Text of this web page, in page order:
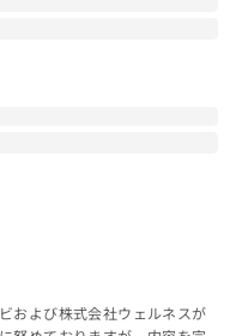
および株式会社ウェルネスが